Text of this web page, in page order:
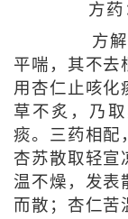
方药
方解
平喘，其不去
用杏仁止咳化
草不炙，乃
痰。三药相配
杏苏散取轻宣
温不燥，发表
而散；杏仁苦